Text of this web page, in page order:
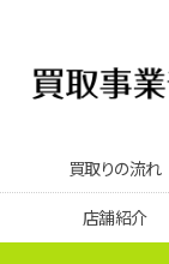
買取りの流れ
店舗紹介